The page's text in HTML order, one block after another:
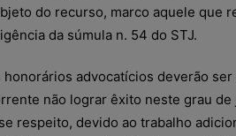
do recurso, marco aquele que
da súmula n. 54 do STJ.
honorários advocatícios deverão
não lograr êxito neste grau
respeito, devido ao trabalho